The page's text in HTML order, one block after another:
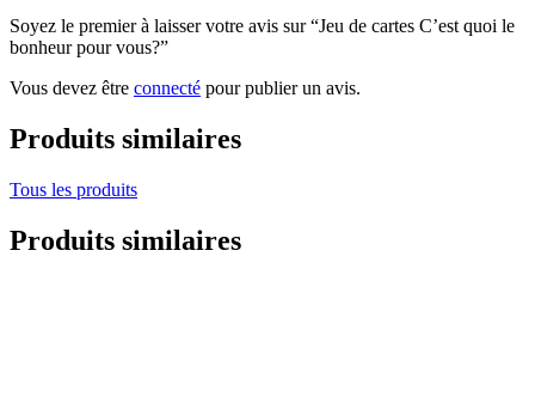
Soyez le premier à laisser votre avis sur “Jeu de cartes C’est quoi le
bonheur pour vous?”
Vous devez être connecté pour publier un avis.
Produits similaires
Tous les produits
Produits similaires